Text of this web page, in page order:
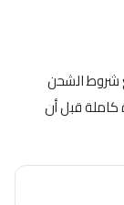
شروط الشحن
كاملة قبل أن